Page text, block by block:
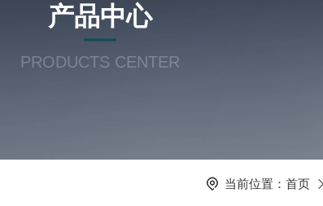
产品中心
PRODUCTS CENTER
当前位置： 首页